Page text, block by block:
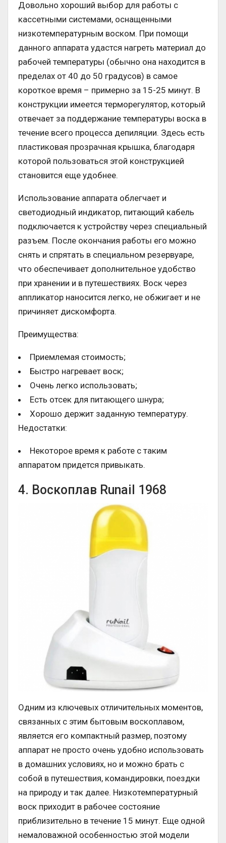
Довольно хороший выбор для работы с
кассетными системами, оснащенными
низкотемпературным воском. При помощи
данного аппарата удастся нагреть материал до
рабочей температуры (обычно она находится в
пределах от 40 до 50 градусов) в самое
короткое время – примерно за 15-25 минут. В
конструкции имеется терморегулятор, который
отвечает за поддержание температуры воска в
течение всего процесса депиляции. Здесь есть
пластиковая прозрачная крышка, благодаря
которой пользоваться этой конструкцией
становится еще удобнее.
Использование аппарата облегчает и
светодиодный индикатор, питающий кабель
подключается к устройству через специальный
разъем. После окончания работы его можно
снять и спрятать в специальном резервуаре,
что обеспечивает дополнительное удобство
при хранении и в путешествиях. Воск через
аппликатор наносится легко, не обжигает и не
причиняет дискомфорта.
Преимущества:
Приемлемая стоимость;
Быстро нагревает воск;
Очень легко использовать;
Есть отсек для питающего шнура;
Хорошо держит заданную температуру.
Недостатки:
Некоторое время к работе с таким
аппаратом придется привыкать.
4. Воскоплав Runail 1968
Одним из ключевых отличительных моментов,
связанных с этим бытовым воскоплавом,
является его компактный размер, поэтому
аппарат не просто очень удобно использовать
в домашних условиях, но и можно брать с
собой в путешествия, командировки, поездки
на природу и так далее. Низкотемпературный
воск приходит в рабочее состояние
приблизительно в течение 15 минут. Еще одной
немаловажной особенностью этой модели